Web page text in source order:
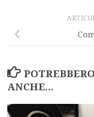
ANCHE...